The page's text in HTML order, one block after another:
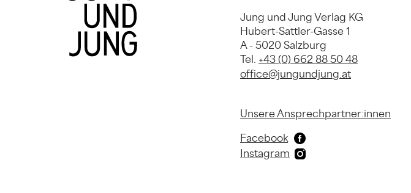
Jung und Jung Verlag KG
Hubert-Sattler-Gasse 1
A - 5020 Salzburg
Tel. +43 (0) 662 88 50 48
office@jungundjung.at
Unsere Ansprechpartner:innen
Facebook
Instagram